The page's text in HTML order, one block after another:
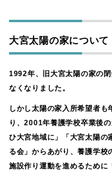
大宮太陽の家について
1992年、旧大宮太陽の家の
なくなりました。
しかし太陽の家入所希望者
り、2001年養護学校卒業後
ひ大宮地域に」「大宮太陽の
る会」からあがり、養護学校
施設作り運動を進めるために